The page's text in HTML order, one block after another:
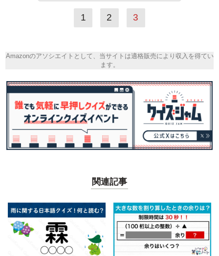
1 2 3
Amazonのアソシエイトとして、当サイトは適格販売により収入を得てい
ます。
関連記事